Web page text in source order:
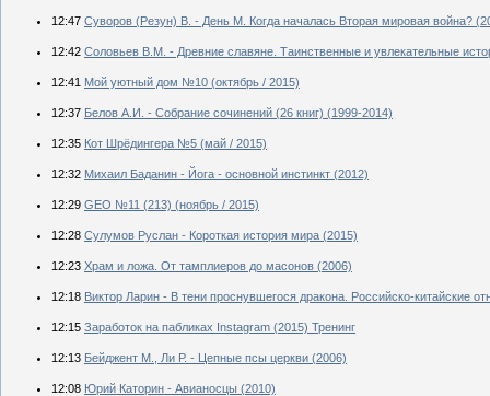
12:47 Суворов (Резун) В. - День М. Когда началась Вторая мировая война?
12:42 Соловьев В.М. - Древние славяне. Таинственные и увлекательные
12:41 Мой уютный дом №10 (октябрь / 2015)
12:37 Белов А.И. - Собрание сочинений (26 книг) (1999-2014)
12:35 Кот Шрёдингера №5 (май / 2015)
12:32 Михаил Баданин - Йога - основной инстинкт (2012)
12:29 GEO №11 (213) (ноябрь / 2015)
12:28 Сулумов Руслан - Короткая история мира (2015)
12:23 Храм и ложа. От тамплиеров до масонов (2006)
12:18 Виктор Ларин - В тени проснувшегося дракона. Российско-китайские
12:15 Заработок на пабликах Instagram (2015) Тренинг
12:13 Бейджент М., Ли Р. - Цепные псы церкви (2006)
12:08 Юрий Каторин - Авианосцы (2010)